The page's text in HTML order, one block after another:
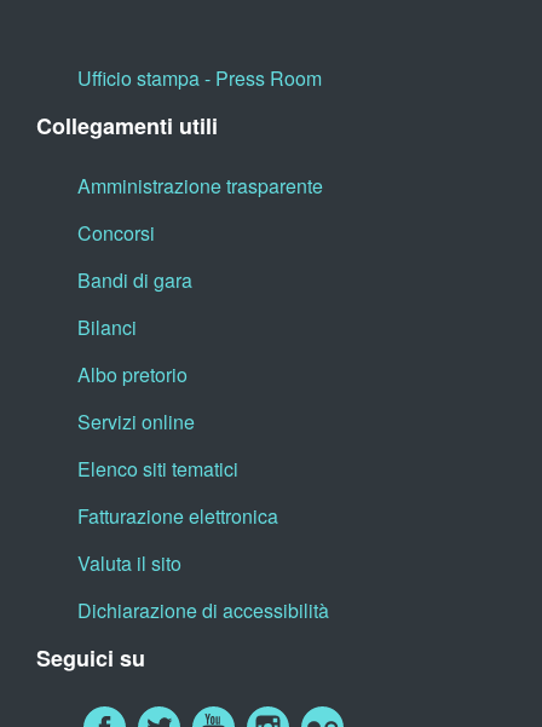
Ufficio stampa - Press Room
Collegamenti utili
Amministrazione trasparente
Concorsi
Bandi di gara
Bilanci
Albo pretorio
Servizi online
Elenco siti tematici
Fatturazione elettronica
Valuta il sito
Dichiarazione di accessibilità
Seguici su